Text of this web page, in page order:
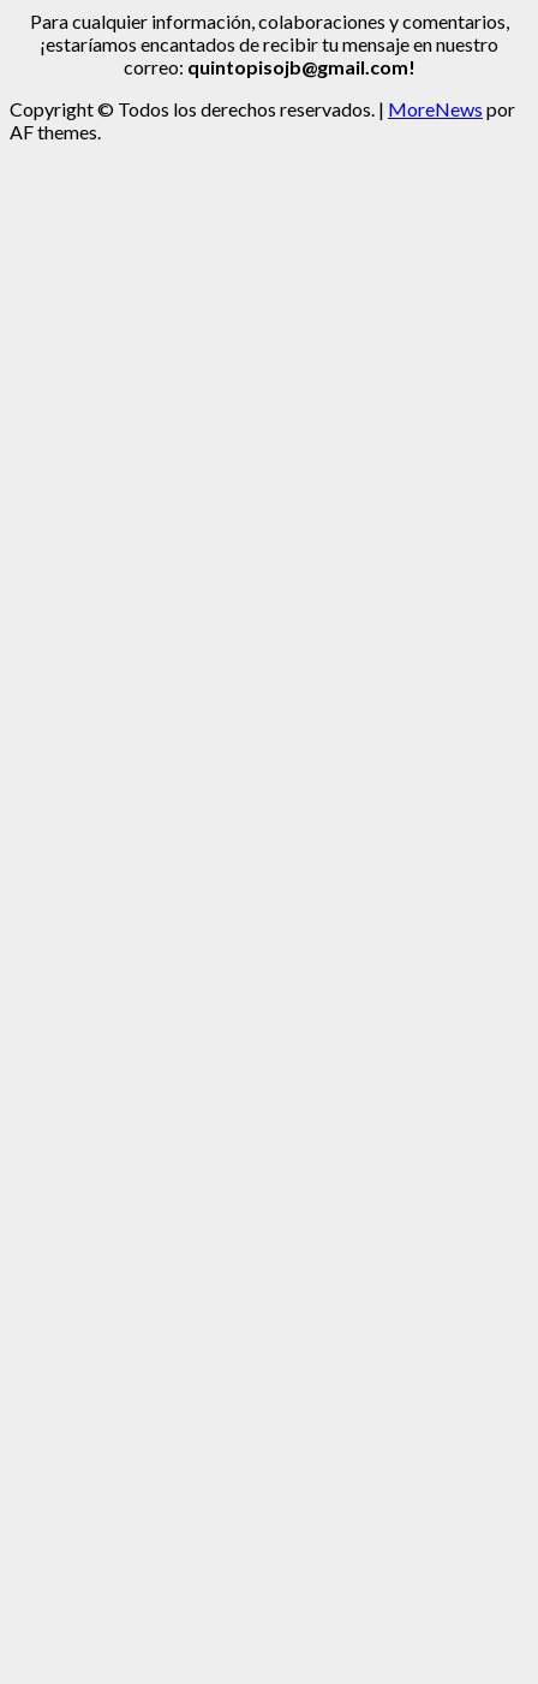
Para cualquier información, colaboraciones y comentarios,
¡estaríamos encantados de recibir tu mensaje en nuestro
correo: quintopisojb@gmail.com!
Copyright © Todos los derechos reservados. | MoreNews por
AF themes.